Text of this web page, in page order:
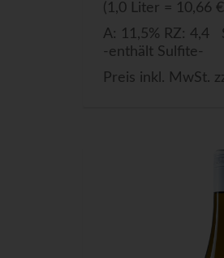
(1,0 Liter = 10,66
A: 11,5% RZ: 4,4
-enthält Sulfite-
Preis inkl. MwSt.